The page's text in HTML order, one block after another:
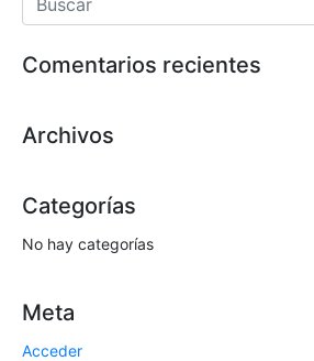
ó
i
o
Comentarios recientes
Archivos
Categorías
No hay categorías
Meta
Acceder